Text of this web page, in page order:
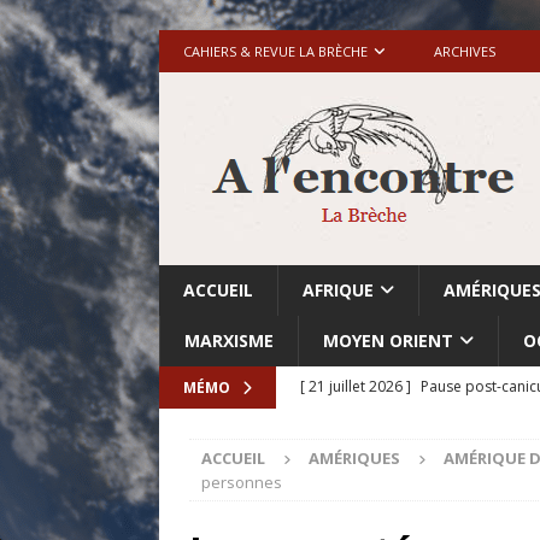
CAHIERS & REVUE LA BRÈCHE ARCHIVES
ACCUEIL AFRIQUE AMÉRIQUES
MARXISME MOYEN ORIENT
MÉMO [ 21 juillet 2026 ] Pause post-
[ 18 juillet 2026 ]
Israël-Palestine.
ACCUEIL AMÉRIQUES AMÉRIQUE
personnes